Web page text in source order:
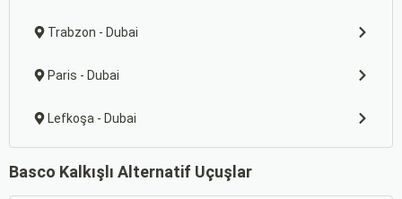
Trabzon - Dubai
Paris - Dubai
Lefkoşa - Dubai
Basco Kalkışlı Alternatif Uçuşlar